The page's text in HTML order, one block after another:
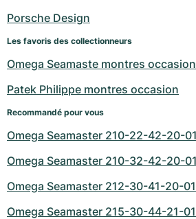
Porsche Design
Les favoris des collectionneurs
Omega Seamaste montres occasion
Patek Philippe montres occasion
Recommandé pour vous
Omega Seamaster 210-22-42-20-
Omega Seamaster 210-32-42-20-
Omega Seamaster 212-30-41-20-
Omega Seamaster 215-30-44-21-